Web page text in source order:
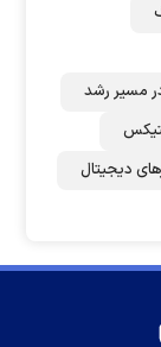
مسیر رشد
دیجیتال